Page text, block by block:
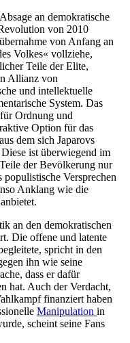
an demokratische
von 2010
von Anfang an
Vol­kes« vollziehe,
Teile der Elite,
Allianz von
und intellektuelle
Sys­tem. Das
Ordnung und
Option für das
dem sich Japarovs
ist überwiegend im
der Bevölkerung nur
Ver­sprechen
Anklang wie die
an den demokratischen
Die offene und latente
spricht in den
ihn wie seine
dass er dafür
hat. Auch der Ver­dacht,
finanziert haben
Mani­pulation in
scheint seine Fans